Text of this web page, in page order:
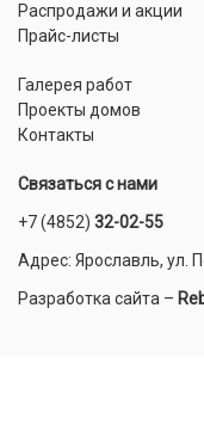
Распродажи и акции
Прайс-листы
Галерея работ
Проекты домов
Контакты
Связаться с нами
+7 (4852) 32-02-55
Адрес: Ярославль, ул.
Разработка сайта –